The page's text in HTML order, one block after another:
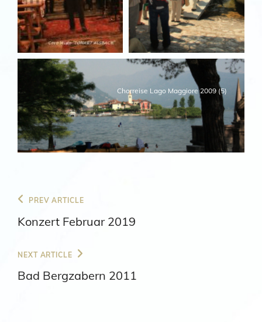
Chorreise Lago Maggiore 2009 (5)
Beitragsnavigation
Previous
PREV ARTICLE
Konzert Februar 2019
Next
NEXT ARTICLE
Bad Bergzabern 2011